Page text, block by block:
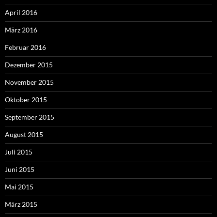
April 2016
März 2016
Februar 2016
Dezember 2015
November 2015
Oktober 2015
September 2015
August 2015
Juli 2015
Juni 2015
Mai 2015
März 2015